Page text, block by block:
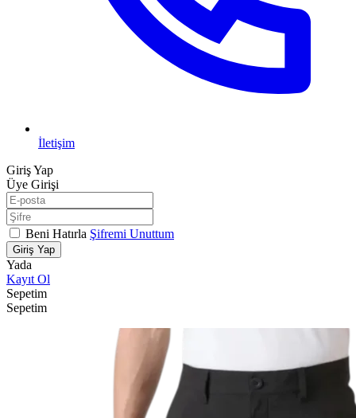
İletişim
Giriş Yap
Üye Girişi
Beni Hatırla Şifremi Unuttum
Giriş Yap
Yada
Kayıt Ol
Sepetim
Sepetim